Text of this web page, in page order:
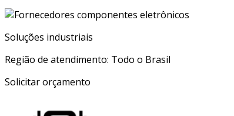
Soluções industriais
Região de atendimento: Todo o Brasil
Solicitar orçamento